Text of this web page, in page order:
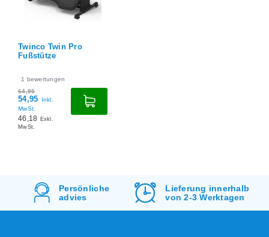
Twinco Twin Pro
Fußstütze
1 bewertungen
64,95
54,95
Inkl.
MwSt.
46,18 Exkl.
MwSt.
Lieferung innerhalb
von 2-3 Werktagen
KostenlosVersand
& Rücksendung